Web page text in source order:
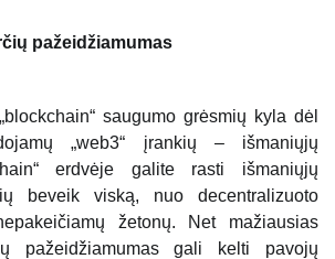
pažeidžiamumas
saugumo grėsmių kyla dėl
„web3“ įrankių – išmaniųjų
erdvėje galite rasti išmaniųjų
beveik viską, nuo decentralizuoto
žetonų. Net mažiausias
pažeidžiamumas gali kelti pavojų